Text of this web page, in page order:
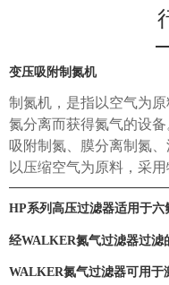
变压吸附制氮机
制氮机，是指以空气为
氮分离而获得氮气的设
吸附制氮、膜分离制氮
以压缩空气为原料，采
HP系列高压过滤器适用于六
经WALKER氮气过滤器过滤
WALKER氮气过滤器可用于